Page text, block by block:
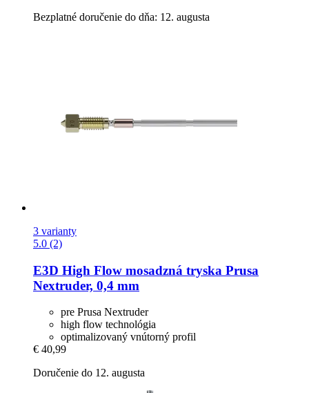
Bezplatné doručenie do dňa: 12. augusta
3 varianty
5.0 (2)
E3D High Flow mosadzná tryska Prusa
Nextruder, 0,4 mm
pre Prusa Nextruder
high flow technológia
optimalizovaný vnútorný profil
€ 40,99
Doručenie do 12. augusta